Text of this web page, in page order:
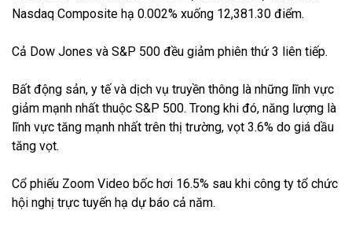
Nasdaq Composite hạ 0.002% xuống 12,381.30 điểm.
Cả Dow Jones và S&P 500 đều giảm phiên thứ 3 liên tiếp.
Bất động sản, y tế và dịch vụ truyền thông là những lĩnh vực
giảm mạnh nhất thuộc S&P 500. Trong khi đó, năng lượng là
lĩnh vực tăng mạnh nhất trên thị trường, vọt 3.6% do giá dầu
tăng vọt.
Cổ phiếu Zoom Video bốc hơi 16.5% sau khi công ty tổ chức
hội nghị trực tuyến hạ dự báo cả năm.